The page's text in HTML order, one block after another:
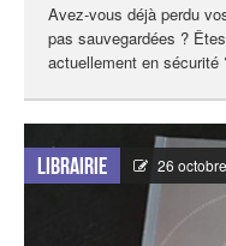
Avez-vous déjà perdu
pas sauvegardées ?
actuellement en sécurité
Librairie 26